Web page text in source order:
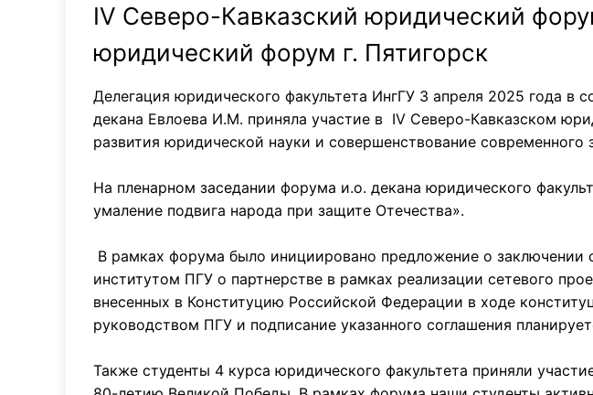
IV Северо-Кавказский юридический
юридический форум г. Пятигорск
Делегация юридического факультета ИнгГУ 3 апреля 2025 года в
декана Евлоева И.М. приняла участие в IV Северо-Кавказском
развития юридической науки и совершенствование современного
На пленарном заседании форума и.о. декана юридического
умаление подвига народа при защите Отечества».
В рамках форума было инициировано предложение о
институтом ПГУ о партнерстве в рамках реализации сетевого
внесенных в Конституцию Российской Федерации в ходе
руководством ПГУ и подписание указанного соглашения
Также студенты 4 курса юридического факультета приняли